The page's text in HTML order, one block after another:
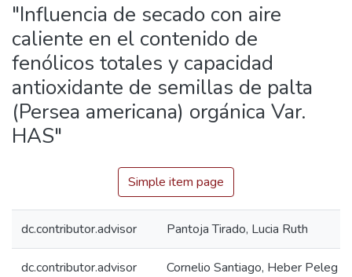
"Influencia de secado con aire
caliente en el contenido de
fenólicos totales y capacidad
antioxidante de semillas de palta
(Persea americana) orgánica Var.
HAS"
Simple item page
dc.contributor.advisor Pantoja Tirado, Lucia Ruth
dc.contributor.advisor Cornelio Santiago, Heber Peleg